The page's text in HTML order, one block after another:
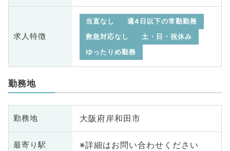
求人特徴
当直なし
週4日以下の常勤勤務
救急対応なし
土・日・祝休み
ゆったりめ勤務
勤務地
勤務地 大阪府岸和田市
最寄り駅 ※詳細はお問い合わせください